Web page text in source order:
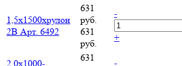
1,5х1500хрулон
2B Арт. 6492
631
руб.
631
руб.
-
+
2,0х1000-
631
-